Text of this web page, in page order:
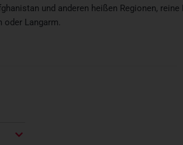
und anderen heißen Regionen,
oder Langarm.